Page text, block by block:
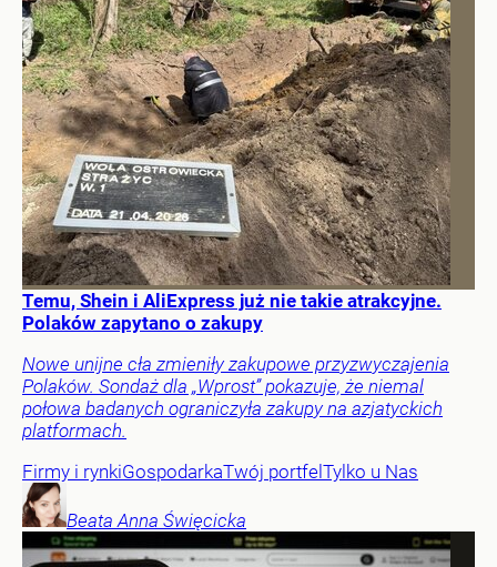
Temu, Shein i AliExpress już nie takie atrakcyjne.
Polaków zapytano o zakupy
Nowe unijne cła zmieniły zakupowe przyzwyczajenia
Polaków. Sondaż dla „Wprost” pokazuje, że niemal
połowa badanych ograniczyła zakupy na azjatyckich
platformach.
Firmy i rynkiGospodarkaTwój portfelTylko u Nas
Beata Anna Święcicka